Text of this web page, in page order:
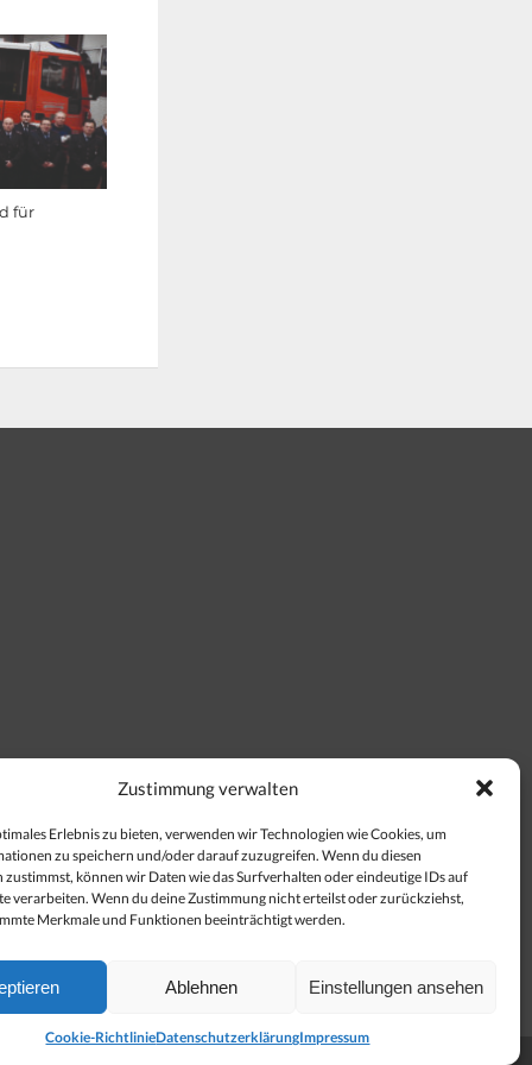
Zustimmung verwalten
Erlebnis zu bieten, verwenden wir Technologien wie Cookies, um
zu speichern und/oder darauf zuzugreifen. Wenn du diesen
zustimmst, können wir Daten wie das Surfverhalten oder eindeutige IDs auf
verarbeiten. Wenn du deine Zustimmung nicht erteilst oder zurückziehst,
Merkmale und Funktionen beeinträchtigt werden.
Ablehnen Einstellungen ansehen
Cookie-RichtlinieDatenschutzerklärungImpressum
für